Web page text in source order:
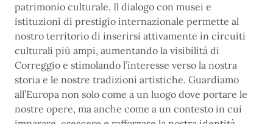
patrimonio culturale. Il dialogo con musei e
istituzioni di prestigio internazionale permette al
nostro territorio di inserirsi attivamente in circuiti
culturali più ampi, aumentando la visibilità di
Correggio e stimolando l’interesse verso la nostra
storia e le nostre tradizioni artistiche. Guardiamo
all’Europa non solo come a un luogo dove portare le
nostre opere, ma anche come a un contesto in cui